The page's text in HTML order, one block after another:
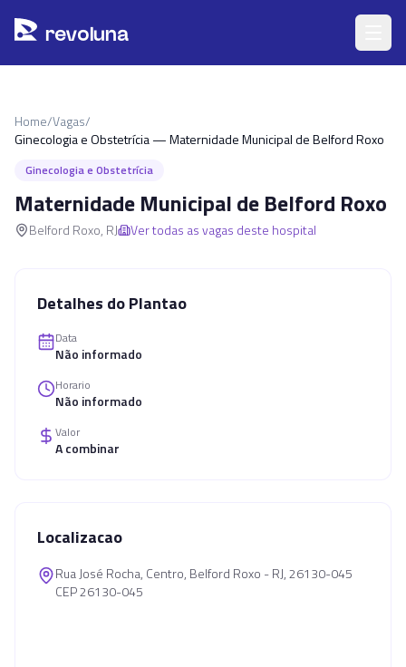
revoluna
Home/Vagas/
Ginecologia e Obstetrícia — Maternidade Municipal de Belford Roxo
Ginecologia e Obstetrícia
Maternidade Municipal de Belford Roxo
Belford Roxo, RJ Ver todas as vagas deste hospital
Detalhes do Plantao
Data
Não informado
Horario
Não informado
Valor
A combinar
Localizacao
Rua José Rocha, Centro, Belford Roxo - RJ, 26130-045
CEP 26130-045